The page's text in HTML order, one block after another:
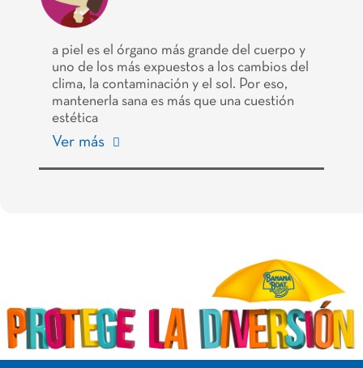
a piel es el órgano más grande del cuerpo y
uno de los más expuestos a los cambios del
clima, la contaminación y el sol. Por eso,
mantenerla sana es más que una cuestión
estética
Ver más